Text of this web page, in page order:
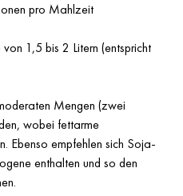
pro Mahlzeit
1,5 bis 2 Litern (entspricht
Mengen (zwei
wobei fettarme
Ebenso empfehlen sich Soja-
enthalten und so den